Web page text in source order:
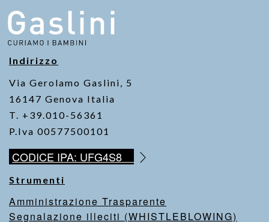
Indirizzo
Via Gerolamo Gaslini, 5
16147 Genova Italia
T. +39.010-56361
P.Iva 00577500101
CODICE IPA: UFG4S8
Strumenti
Amministrazione Trasparente
Segnalazione illeciti (WHISTLEBLOWING)